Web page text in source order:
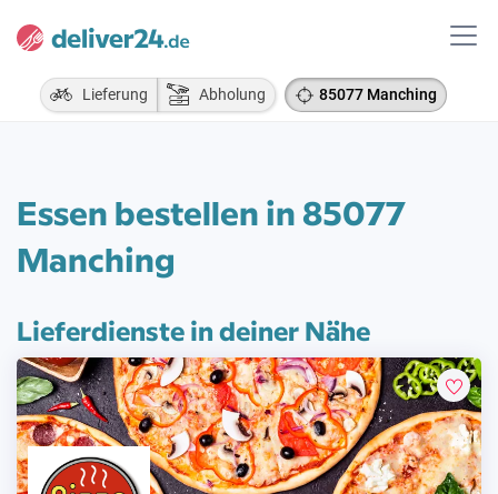
Lieferung Abholung 85077 Manching
Essen bestellen in 85077
Manching
Lieferdienste in deiner Nähe